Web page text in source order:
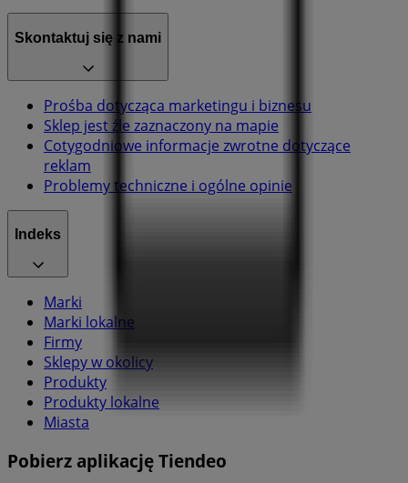
Skontaktuj się z nami
Prośba dotycząca marketingu i biznesu
Sklep jest źle zaznaczony na mapie
Cotygodniowe informacje zwrotne dotyczące
reklam
Problemy techniczne i ogólne opinie
Indeks
Marki
Marki lokalne
Firmy
Sklepy w okolicy
Produkty
Produkty lokalne
Miasta
Pobierz aplikację Tiendeo